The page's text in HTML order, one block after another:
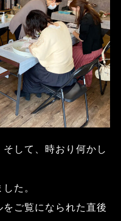
して、時おり何かし
た。
ご覧になられた直後